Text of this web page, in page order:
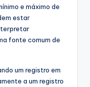
e máximo de
estar
fonte comum de
um registro em
a um registro